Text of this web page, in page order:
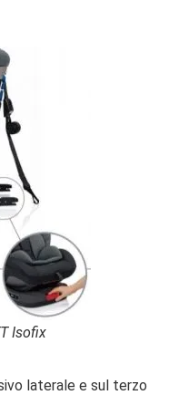
Isofix
laterale e sul terzo